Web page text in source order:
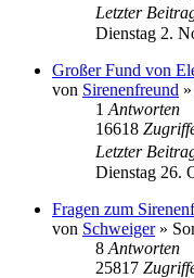
Letzter
Dienstag 2.
Großer Fund von
von Sirenenfreund »
1 Antworten
16618
Letzter
Dienstag 26.
Fragen zum
von Schweiger»
8 Antworten
25817